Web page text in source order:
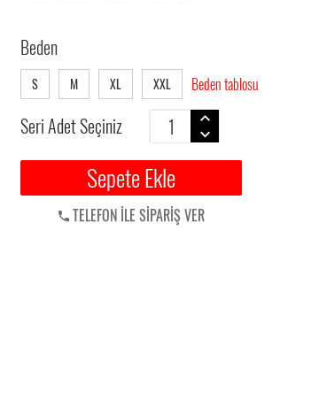
Beden
S M XL XXL Beden tablosu
Seri Adet Seçiniz
Sepete Ekle
TELEFON İLE SİPARİŞ VER